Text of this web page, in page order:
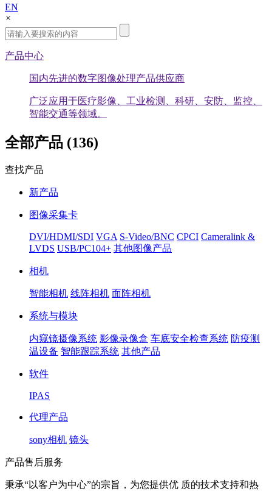
EN
×
产品中心
国内先进的数字图像处理产品供应商
广泛应用于医疗影像、工业检测、科研、安防、监控、
智能交通等领域。
全部产品 (136)
查找产品
新产品
图像采集卡
DVI/HDMI/SDI VGA S-Video/BNC CPCI Cameralink &
LVDS USB/PC104+ 其他图像产品
相机
智能相机 线阵相机 面阵相机
系统与模块
内窥镜摄像系统 影像录像盒 车底安全检查系统 防疫测
温设备 智能跟踪系统 其他产品
软件
IPAS
代理产品
sony相机 镜头
产品售后服务
秉承“以客户为中心”的宗旨，为您提供优 质的技术支持和热